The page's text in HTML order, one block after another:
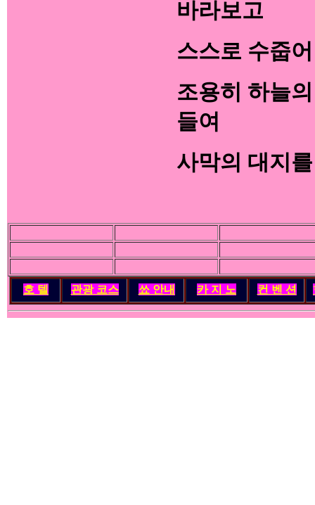
바라보고
스스로 수줍
조용히 하늘
들여
사막의 대지
호 텔 관광 코스 쑈 안내 카 지 노 컨 벤 션